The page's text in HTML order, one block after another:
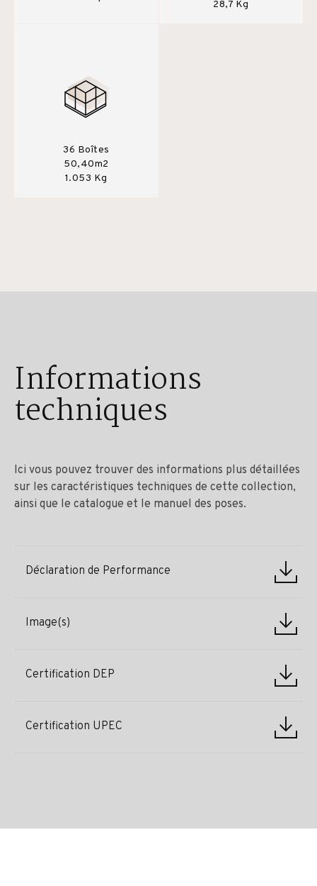
28,7 Kg
36 Boîtes
50,40m2
1.053 Kg
Informations
techniques
Ici vous pouvez trouver des informations plus détaillées
sur les caractéristiques techniques de cette collection,
ainsi que le catalogue et le manuel des poses.
Déclaration de Performance
Image(s)
Certification DEP
Certification UPEC